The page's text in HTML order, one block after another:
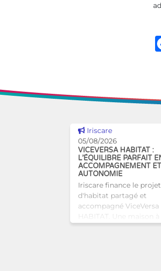
Voir cette news
Iriscare
05/08/2026
VICEVERSA HABITAT :
L’ÉQUILIBRE PARFAIT
ACCOMPAGNEMENT ET
AUTONOMIE
Iriscare finance le projet
d'habitat partagé et
accompagné ViceVersa
HABITAT. Une maison à